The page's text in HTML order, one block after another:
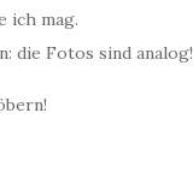
ich mag.
die Fotos sind analog!